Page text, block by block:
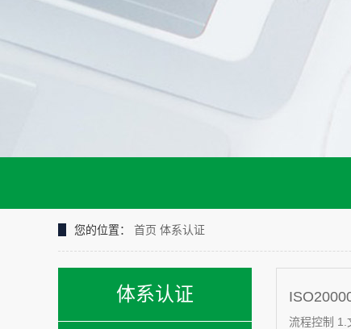
您的位置： 首页 体系认证
体系认证
流程控制 1.